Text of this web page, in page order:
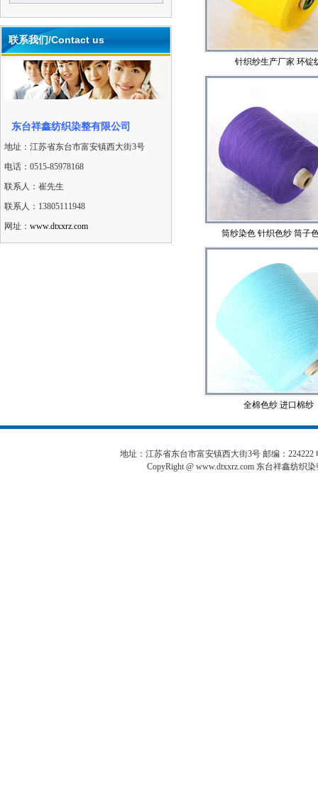
联系我们/Contact us
东台祥鑫纺织染整有限公司
地址：江苏省东台市富安镇西大街3号
电话：0515-85978168
联系人：崔先生
联系人：13805111948
网址： www.dtxxrz.com
针织纱生产厂家 环锭
筒纱染色 针织色纱 筒子
全棉色纱 进口棉纱
地址：江苏省东台市富安镇西大街3号 邮编：224222
CopyRight @www.dtxxrz.com 东台祥鑫纺织染